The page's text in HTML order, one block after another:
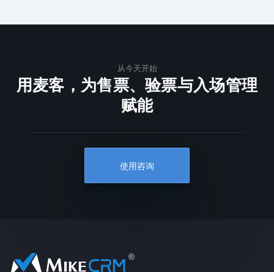
从今天开始
用麦客，为售票、验票与入场管理
赋能
使用咨询